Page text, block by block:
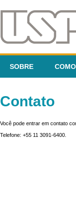
SOBRE
Contato
Você pode entrar em contato
Telefone: +55 11 3091-6400.